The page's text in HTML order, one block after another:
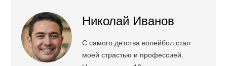
Николай Иванов
С самого детства волейбол стал
моей страстью и профессией.